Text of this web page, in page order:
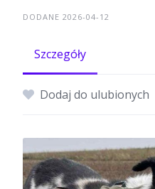
DODANE 2026-04-12
Szczegóły
Dodaj do ulubionych